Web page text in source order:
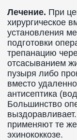
Лечение. При
хирургическое
установления
подготовки
трепанацию
отсасыванием
пузыря либо
вместо
антисептика
Большинство
применяют те
эхинококкозе.